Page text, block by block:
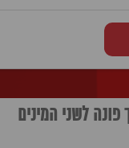
לשני המינים